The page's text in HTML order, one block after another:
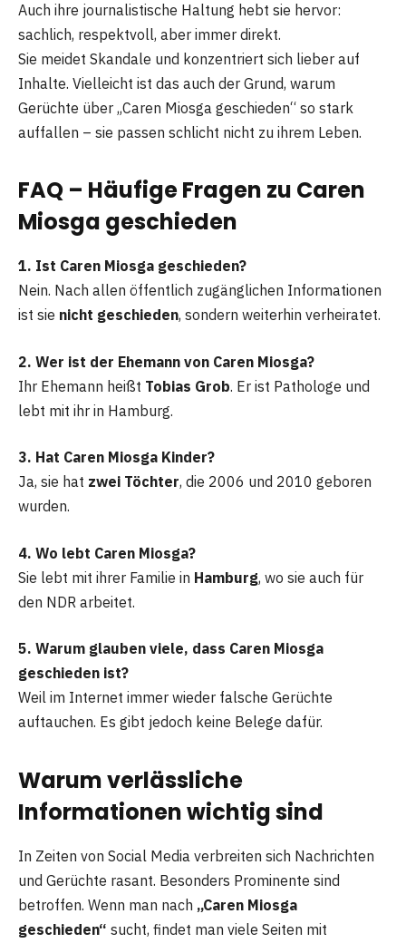
Auch ihre journalistische Haltung hebt sie hervor:
sachlich, respektvoll, aber immer direkt.
Sie meidet Skandale und konzentriert sich lieber auf
Inhalte. Vielleicht ist das auch der Grund, warum
Gerüchte über „Caren Miosga geschieden“ so stark
auffallen – sie passen schlicht nicht zu ihrem Leben.
FAQ – Häufige Fragen zu Caren
Miosga geschieden
1. Ist Caren Miosga geschieden?
Nein. Nach allen öffentlich zugänglichen Informationen
ist sie nicht geschieden, sondern weiterhin verheiratet.
2. Wer ist der Ehemann von Caren Miosga?
Ihr Ehemann heißt Tobias Grob. Er ist Pathologe und
lebt mit ihr in Hamburg.
3. Hat Caren Miosga Kinder?
Ja, sie hat zwei Töchter, die 2006 und 2010 geboren
wurden.
4. Wo lebt Caren Miosga?
Sie lebt mit ihrer Familie in Hamburg, wo sie auch für
den NDR arbeitet.
5. Warum glauben viele, dass Caren Miosga
geschieden ist?
Weil im Internet immer wieder falsche Gerüchte
auftauchen. Es gibt jedoch keine Belege dafür.
Warum verlässliche
Informationen wichtig sind
In Zeiten von Social Media verbreiten sich Nachrichten
und Gerüchte rasant. Besonders Prominente sind
betroffen. Wenn man nach „Caren Miosga
geschieden“ sucht, findet man viele Seiten mit